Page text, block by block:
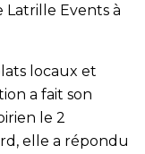
Latrille Events à
locaux et
a fait son
le 2
elle a répondu